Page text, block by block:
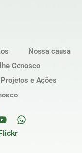
Nossa causa
Conosco
Projetos e Ações